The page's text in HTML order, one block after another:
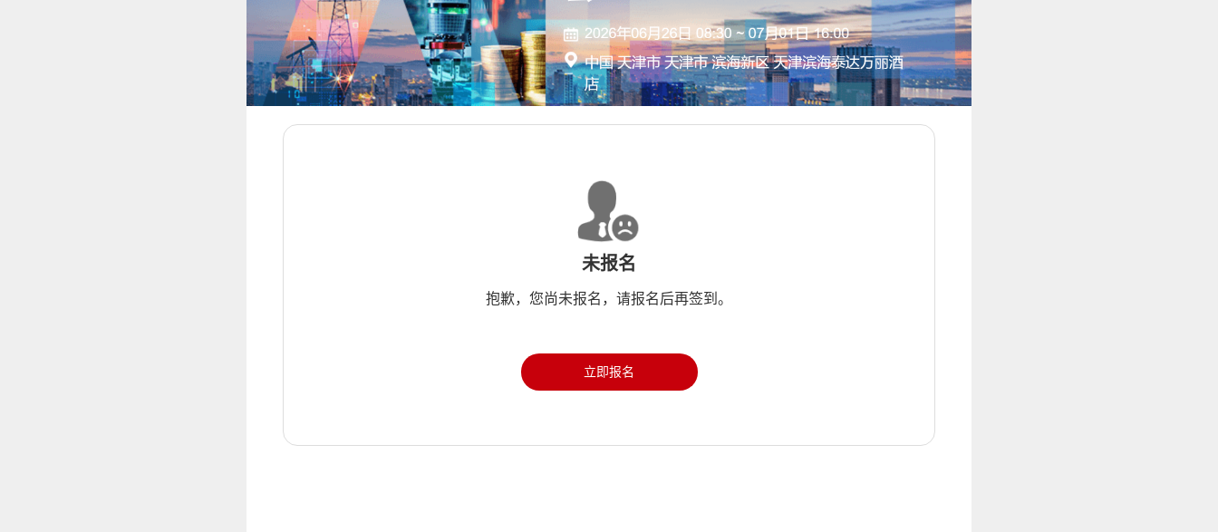
未报名
抱歉，您尚未报名，请报名后再签到。
立即报名